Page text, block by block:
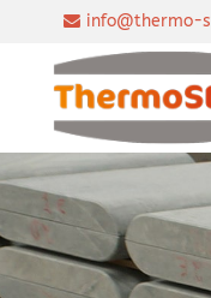
Der Eintrag
existiert leider
info@thermo-